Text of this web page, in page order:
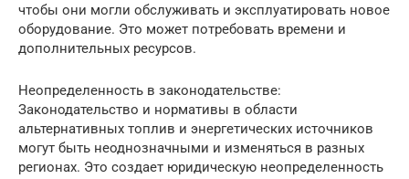
чтобы они могли обслуживать и эксплуатировать новое
оборудование. Это может потребовать времени и
дополнительных ресурсов.
Неопределенность в законодательстве:
Законодательство и нормативы в области
альтернативных топлив и энергетических источников
могут быть неоднозначными и изменяться в разных
регионах. Это создает юридическую неопределенность